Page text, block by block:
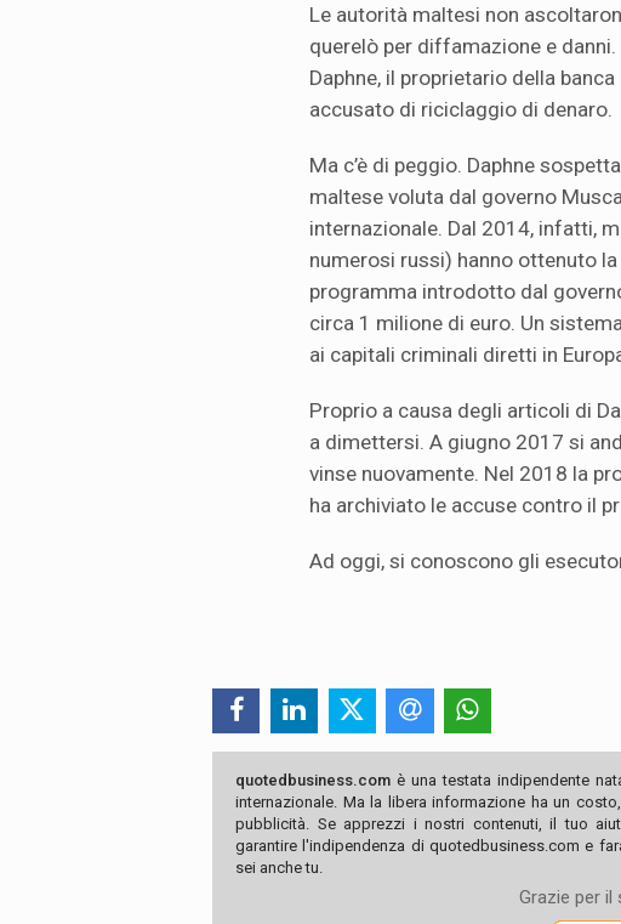
Le autorità maltesi non
querelò per diffamazione e
Daphne, il proprietario della
accusato di riciclaggio di denaro.
Ma c’è di peggio. Daphne
maltese voluta dal governo
internazionale. Dal 2014, infatti,
numerosi russi) hanno ottenuto
programma introdotto dal
circa 1 milione di euro. Un
ai capitali criminali diretti in
Proprio a causa degli articoli di
a dimettersi. A giugno 2017 si
vinse nuovamente. Nel 2018 la
ha archiviato le accuse contro il
Ad oggi, si conoscono gli
quotedbusiness.com è una testata indipendente
internazionale. Ma la libera informazione ha un
pubblicità. Se apprezzi i nostri contenuti, il tuo
garantire l'indipendenza di quotedbusiness.com e
sei anche tu.
Grazie per il